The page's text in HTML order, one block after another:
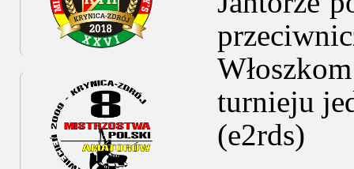
turnieju
(e2rds)